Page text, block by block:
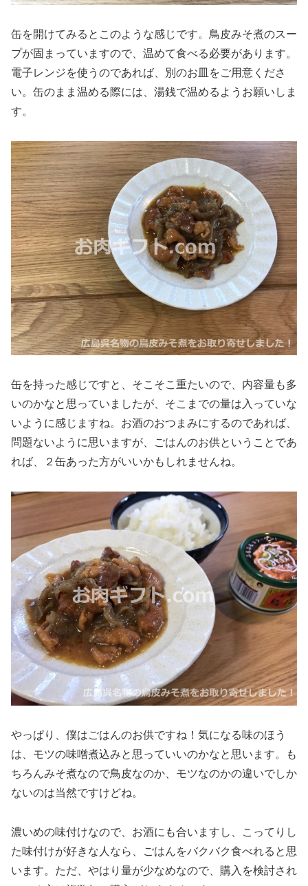
缶を開けてみるとこのような感じです。鳥皮みそ煮のスー
プが固まっていますので、温めて食べる必要があります。
電子レンジを使うのであれば、別のお皿をご用意くださ
い。缶のまま温める際には、湯銭で温めるようお願いしま
す。
缶を持った感じですと、そこそこ重たいので、内容量も多
いのかなと思っていましたが、そこまでの量は入っていな
いように感じますね。お酒のおつまみにするのであれば、
問題ないように思いますが、ごはんのお供ということであ
れば、２缶あった方がいいかもしれませんね。
やっぱり、僕はごはんのお供ですね！気になる味のほう
は、モツの味噌煮込みと思っていいのかなと思います。も
ちろんみそ煮なので鳥皮なのか、モツなのかの違いでしか
ないのは当然ですけどね。
濃いめの味付けなので、お酒にも合いますし、こってりし
た味付けが好きな人なら、ごはんをバクバク食べれると思
います。ただ、やはり量が少なめなので、購入を検討され